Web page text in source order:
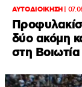
ΑΥΤΟΔΙΟΙΚΗΣΗ|
δύο ακόμη
στη Βοιωτία